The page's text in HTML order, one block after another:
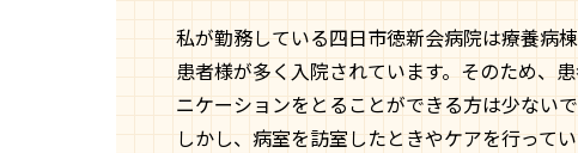
私が勤務している四日市徳新会病院は療養病
患者様が多く入院されています。そのため、
ニケーションをとることができる方は少ないで
しかし、病室を訪室したときやケアを行って